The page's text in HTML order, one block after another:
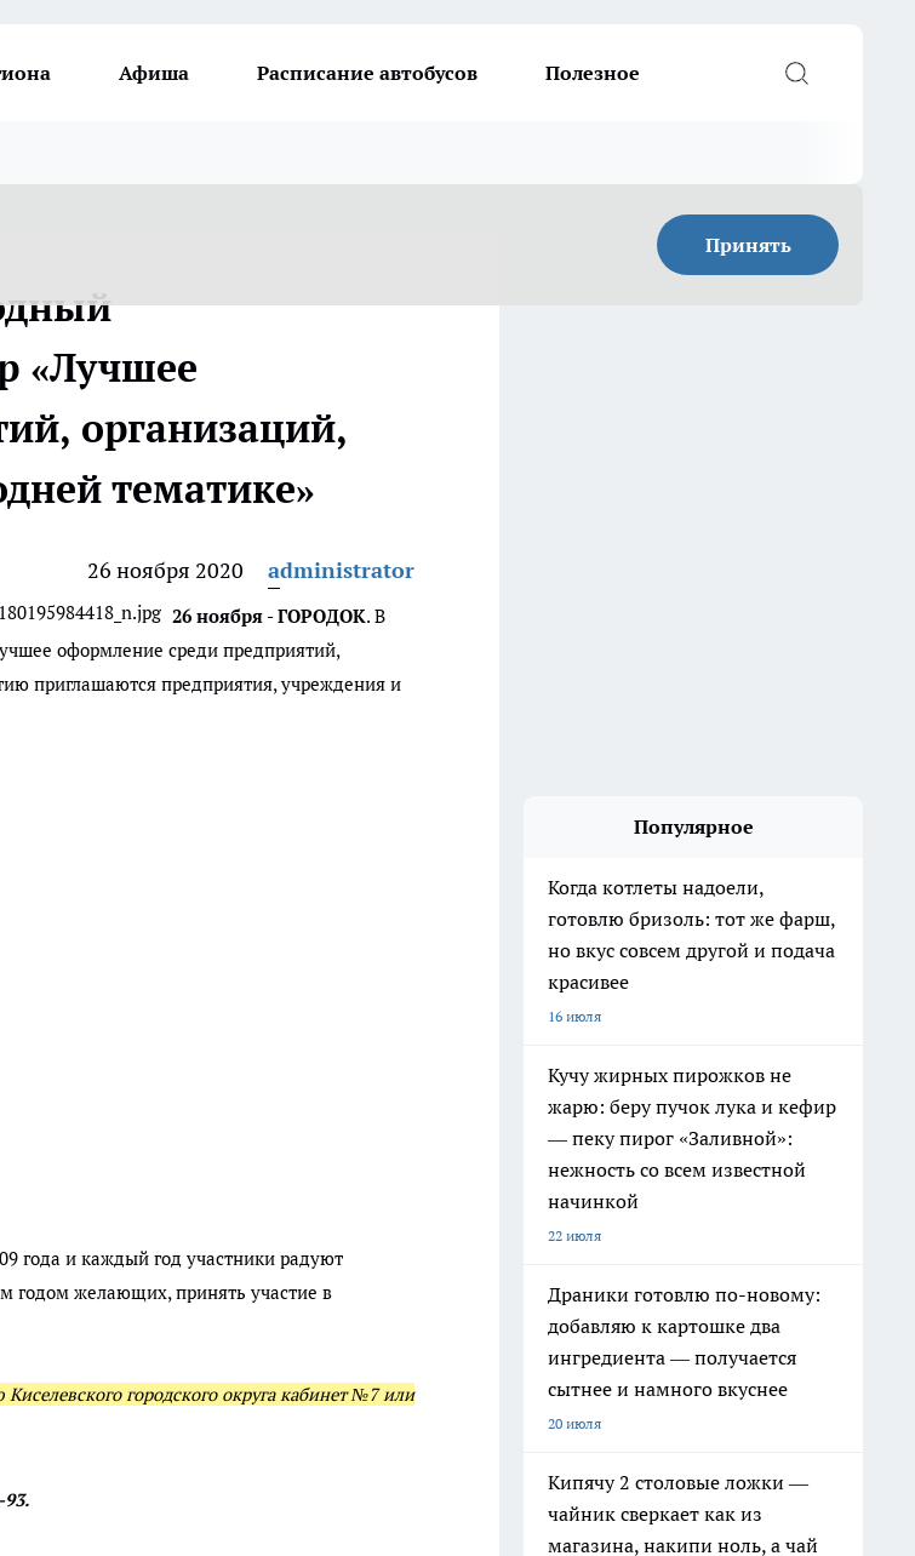
Афиша Расписание автобусов Полезное
Принять
«Лучшее
организаций,
тематике»
26 ноября 2020 administrator
26 ноября - ГОРОДОК. В
оформление среди предприятий,
приглашаются предприятия, учреждения и
года и каждый год участники радуют
годом желающих, принять участие в
городского округа кабинет №7 или
93.
Популярное
Когда котлеты надоели,
готовлю бризоль: тот же фарш,
но вкус совсем другой и подача
красивее
16 июля
Кучу жирных пирожков не
жарю: беру пучок лука и кефир
— пеку пирог «Заливной»:
нежность со всем известной
начинкой
22 июля
Драники готовлю по-новому:
добавляю к картошке два
ингредиента — получается
сытнее и намного вкуснее
20 июля
Кипячу 2 столовые ложки —
чайник сверкает как из
магазина, накипи ноль, а чай